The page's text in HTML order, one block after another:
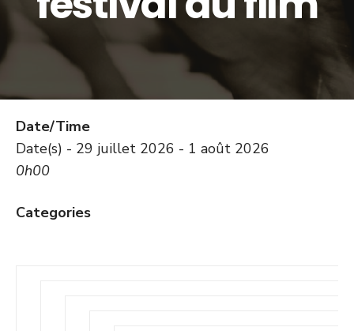
Date/Time
Date(s) - 29 juillet 2026 - 1 août 2026
0h00
Categories